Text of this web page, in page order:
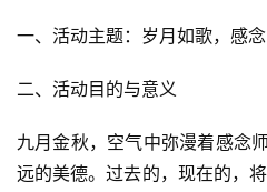
一、活动主题：岁月如歌，感
二、活动目的与意义
九月金秋，空气中弥漫着感念
远的美德。过去的，现在的，